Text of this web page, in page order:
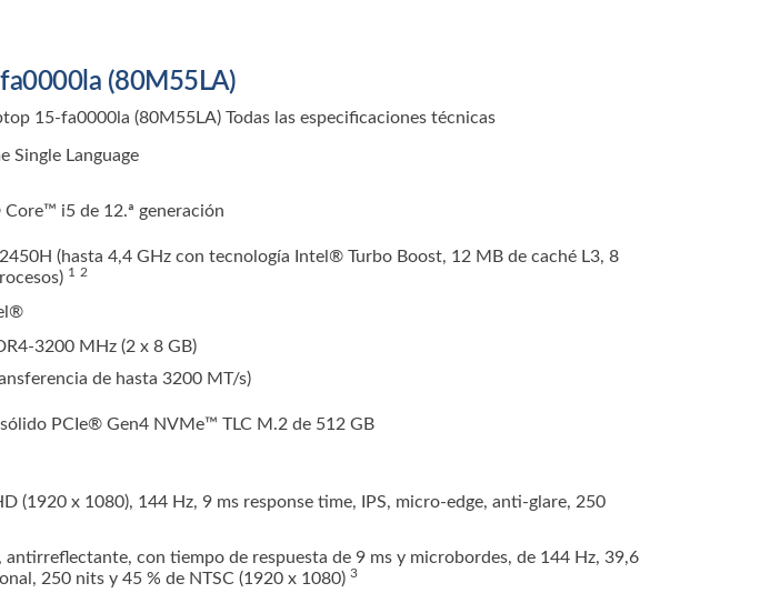
(80M55LA)
15-fa0000la (80M55LA) Todas las especificaciones técnicas
Single Language
i5 de 12.ª generación
(hasta 4,4 GHz con tecnología Intel® Turbo Boost, 12 MB de caché L3, 8
1 2
3200 MHz (2 x 8 GB)
de hasta 3200 MT/s)
PCIe® Gen4 NVMe™ TLC M.2 de 512 GB
(1920 x 1080), 144 Hz, 9 ms response time, IPS, micro-edge, anti-glare, 250
antirreflectante, con tiempo de respuesta de 9 ms y microbordes, de 144 Hz, 39,6
250 nits y 45 % de NTSC (1920 x 1080) 3